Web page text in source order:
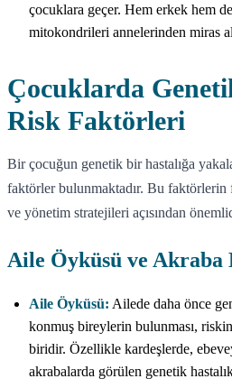
çocuklara geçer. Hem erkek hem de
mitokondrileri annelerinden miras
Çocuklarda
Risk Faktörleri
Bir çocuğun genetik bir hastalığa
faktörler bulunmaktadır. Bu faktörlerin
ve yönetim stratejileri açısından
Aile Öyküsü ve
Aile Öyküsü: Ailede daha önce
konmuş bireylerin bulunması,
biridir. Özellikle kardeşlerde,
akrabalarda görülen genetik